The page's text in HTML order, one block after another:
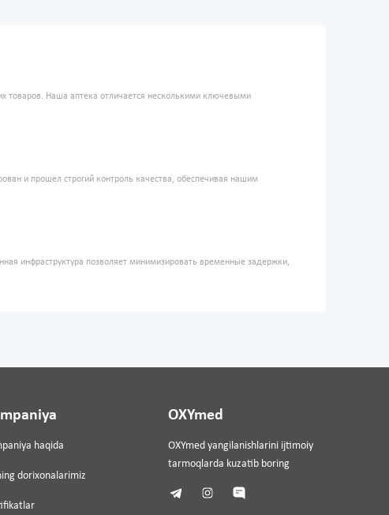
товаров. Наша аптека отличается несколькими ключевыми
и прошел строгий контроль качества, обеспечивая нашим
инфраструктура позволяет минимизировать временные задержки,
haqida
dorixonalarimiz
OXYmed
OXYmed yangilanishlarini ijtimoiy
tarmoqlarda kuzatib boring